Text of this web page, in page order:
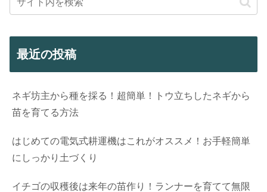
最近の投稿
ネギ坊主から種を採る！超簡単！トウ立ちしたネギから
苗を育てる方法
はじめての電気式耕運機はこれがオススメ！お手軽簡単
にしっかり土づくり
イチゴの収穫後は来年の苗作り！ランナーを育てて無限